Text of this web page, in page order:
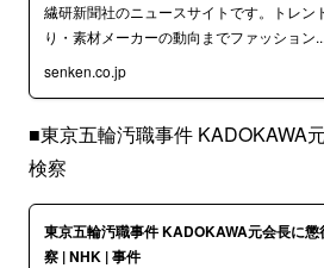
繊研新聞社のニュースサイトです。トレン
り・素材メーカーの動向までファッション...
senken.co.jp
■東京五輪汚職事件 KADOKAWA
検察
東京五輪汚職事件 KADOKAWA元会長に懲
察 | NHK | 事件